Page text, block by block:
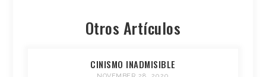
Otros Artículos
CINISMO INADMISIBLE